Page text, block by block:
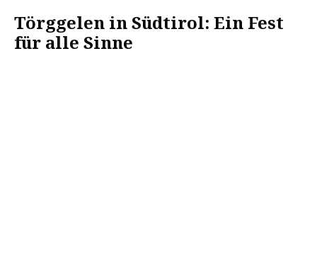
Törggelen in Südtirol: Ein Fest
für alle Sinne